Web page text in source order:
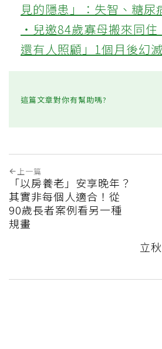
見的隱患」：失智、糖尿
‧兒邀84歲寡母搬來同住
還有人照顧」1個月後幻
這篇文章對你有幫助嗎?
上一篇
「以房養老」安享晚年？
其實非每個人適合！從
90歲長者案例看另一種
規畫
立